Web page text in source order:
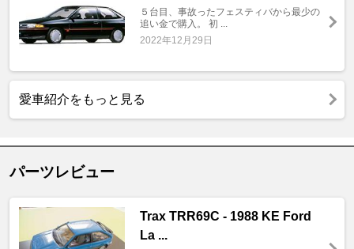
５台目、事故ったフェスティバから最少の
追い金で購入。 初 ...
2022年12月29日
愛車紹介をもっと見る
パーツレビュー
Trax TRR69C - 1988 KE Ford
La ...